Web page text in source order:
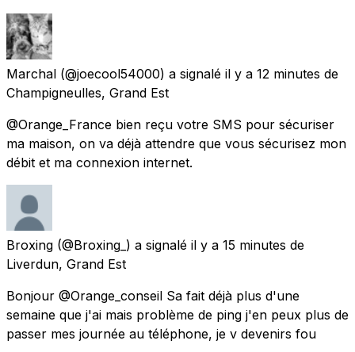
Marchal (@joecool54000) a signalé il y a 12 minutes de
Champigneulles, Grand Est
@Orange_France bien reçu votre SMS pour sécuriser
ma maison, on va déjà attendre que vous sécurisez mon
débit et ma connexion internet.
Broxing (@Broxing_) a signalé il y a 15 minutes de
Liverdun, Grand Est
Bonjour @Orange_conseil Sa fait déjà plus d'une
semaine que j'ai mais problème de ping j'en peux plus de
passer mes journée au téléphone, je v devenirs fou